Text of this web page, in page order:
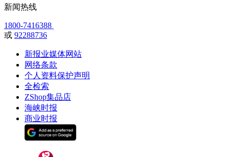
新闻热线
1800-7416388
或 92288736
新报业媒体网站
网络条款
个人资料保护声明
全检索
ZShop集品店
海峡时报
商业时报